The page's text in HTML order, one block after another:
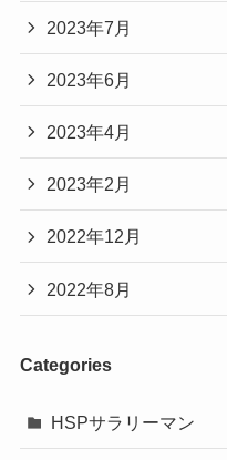
2023年7月
2023年6月
2023年4月
2023年2月
2022年12月
2022年8月
Categories
HSPサラリーマン